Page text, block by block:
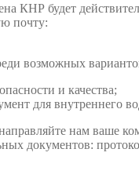
КНР будет
почту:
возможных
и качества;
для внутреннего
нам ваше
документов: